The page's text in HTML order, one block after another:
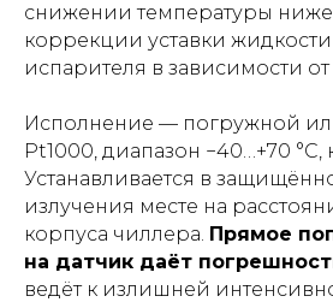
снижении температуры ниже
коррекции уставки
испарителя в зависимости от
Исполнение — погружной
Pt1000, диапазон −40…+70 °С,
Устанавливается в
излучения месте на
корпуса чиллера. Прямое
на датчик даёт
ведёт к излишней